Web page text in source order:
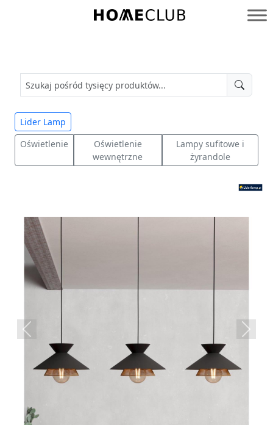
Homeclub
Lider Lamp
Oświetlenie
Oświetlenie
wewnętrzne
Lampy sufitowe i
żyrandole
Previous Next